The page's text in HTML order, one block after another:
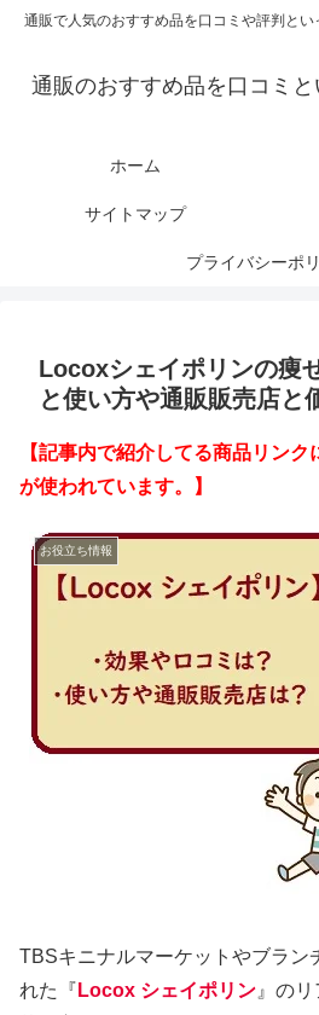
通販で人気のおすすめ品を口コミや評判とい
通販のおすすめ品を口コミと
ホーム
サイトマップ
プライバシーポ
Locoxシェイポリンの痩
と使い方や通販販売店と
【記事内で紹介してる商品リン
が使われています。】
お役立ち情報
TBSキニナルマーケットやブラン
れた『 Locox シェイポリン 』の